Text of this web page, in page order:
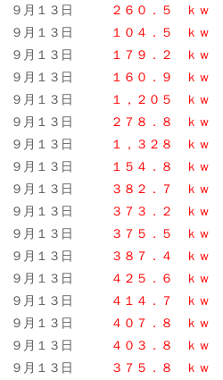
月１３日
２６０．５
ｋｗ
月１３日
１０４．５ ｋｗ
月１３日
１７９．２
ｋｗ
月１３日
１６０．９ ｋｗ
９月１３日
１，２０５ ｋｗ
月１３日
２７８．８ ｋｗ
９月１３日
１，３２８ ｋｗ
９月１３日
１５４．８ ｋｗ
月１３日
３８２．７ ｋｗ
月１３日
３７３．２ ｋｗ
９月１３日
３７５．５ ｋｗ
月１３日
３８７．４
ｋｗ
月１３日
４２５．６ ｋｗ
９月１３日
４１４．７ ｋｗ
９月１３日
４０７．８ ｋｗ
９月１３日
４０３．８
ｋｗ
９月１３日
３７５．８ ｋｗ